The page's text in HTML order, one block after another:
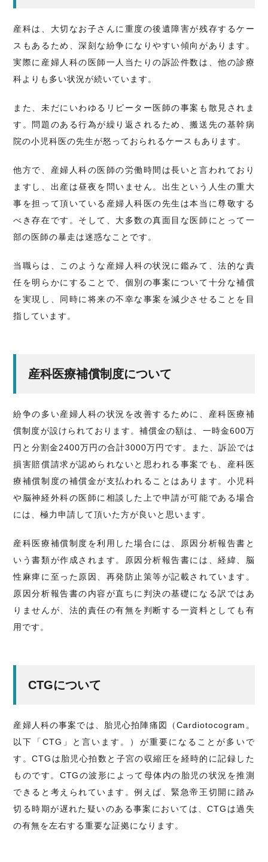
産科は、大切なお子さんに重度の後遺障害が残存するケー
スもあるため、深刻な紛争になりやすい傾向があります。
実際に産婦人科の医師一人当たりの訴訟件数は、他の診療
科よりも多い状況が続いています。
また、未だにいわゆるリピーター医師の事案も散見されま
す。問題のある行為が繰り返されるため、搬送先の基幹病
院の小児科医の先生が怒っておられるケースもあります。
他方で、産婦人科の医師の労働時間は長いと言われており
ますし、出産は昼夜を問いません。出生という人生の重大
事を担って頂いている産婦人科医の先生は本当に尊敬する
べき存在です。そして、大多数の真面目な医師にとって一
部の医師の暴走は迷惑なことです。
当職らは、このような産婦人科の状況に鑑みて、法的な責
任を明らかにすることで、個別の事案について十分な補償
を実現し、同時に将来の不幸な事案を減少させることを目
指しています。
産科医療補償制度について
紛争の多い産婦人科の状況を改善するために、産科医療補
償制度が設けられております。補償金の額は、一時金600万
円と分割金2400万円の合計3000万円です。また、訴訟では
損害賠償請求が認められないと思われる事案でも、産科医
療補償制度の補償金が支払われることはあります。小児科
や脳神経外科の医師に相談した上で申請が可能である場合
には、極力申請して頂いた方が良いと思います。
産科医療補償制度を利用した場合には、原因分析報告書と
いう書類が作成されます。原因分析報告書には、経緯、脳
性麻痺に至った原因、再発防止策等が記載されています。
原因分析報告書の内容が直ちに判決の基礎になる訳ではあ
りませんが、法的責任の有無を判断する一資料としても有
用です。
CTGについて
産婦人科の事案では、胎児心拍陣痛図（Cardiotocogram。
以下「CTG」と言います。）が重要になることが多いで
す。CTGは胎児心拍数と子宮の収縮圧を経時的に記録した
ものです。CTGの波形によって母体内の胎児の状況を推測
できると考えられています。例えば、緊急帝王切開に踏み
切る時期が遅れた疑いのある事案においては、CTGは過失
の有無を左右する重要な証拠になります。